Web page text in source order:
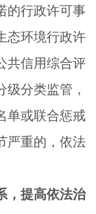
的行政许可事
态环境行政许
共信用综合评
分类监管，
单或联合惩戒
严重的，依法
，提高依法治